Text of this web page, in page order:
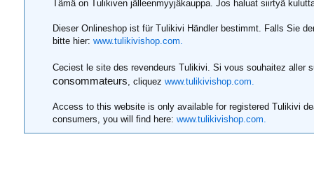
Tämä on Tulikiven jälleenmyyjäkauppa. Jos haluat siirtyä
Dieser Onlineshop ist für Tulikivi Händler bestimmt. Falls Sie
bitte hier: www.tulikivishop.com.
Ceciest le site des revendeurs Tulikivi. Si vous souhaitez aller
consommateurs, cliquez www.tulikivishop.com.
Access to this website is only available for registered Tulikivi
consumers, you will find here: www.tulikivishop.com.